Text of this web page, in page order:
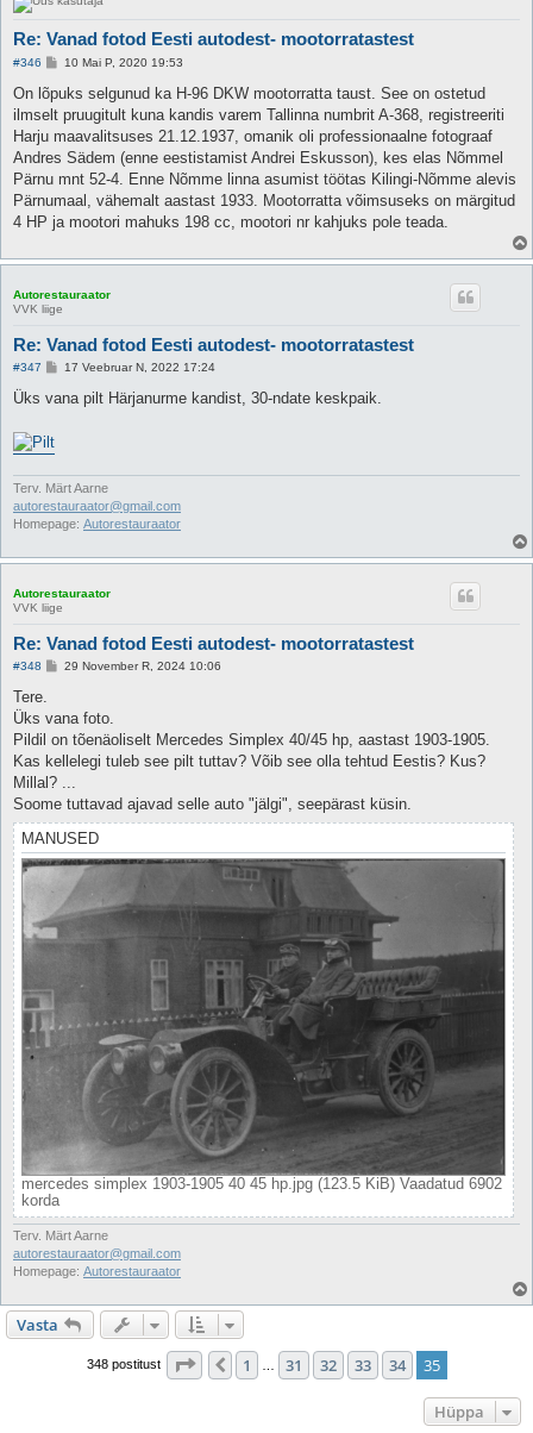
Re: Vanad fotod Eesti autodest- mootorratastest
#346
P
s
t
s
10 Mai P, 2020 19:53
On lõpuks selgunud ka H-96 DKW mootorratta taust. See on ostetud
ilmselt pruugitult kuna kandis varem Tallinna numbrit A-368, registreeriti
Harju maavalitsuses 21.12.1937, omanik oli professionaalne fotograaf
Andres Sädem (enne eestistamist Andrei Eskusson), kes elas Nõmmel
Pärnu mnt 52-4. Enne Nõmme linna asumist töötas Kilingi-Nõmme alevis
Pärnumaal, vähemalt aastast 1933. Mootorratta võimsuseks on märgitud
4 HP ja mootori mahuks 198 cc, mootori nr kahjuks pole teada.
l
Autorestauraator
VVK liige
Re: Vanad fotod Eesti autodest- mootorratastest
#347
P
s
17 Veebruar N, 2022 17:24
Üks vana pilt Härjanurme kandist, 30-ndate keskpaik.
Terv. Märt Aarne
autorestauraator@gmail.com
Homepage: Autorestauraator
l
Autorestauraator
VVK liige
Re: Vanad fotod Eesti autodest- mootorratastest
#348
P
i
t
s
29 November R, 2024 10:06
Tere.
Üks vana foto.
Pildil on tõenäoliselt Mercedes Simplex 40/45 hp, aastast 1903-1905.
Kas kellelegi tuleb see pilt tuttav? Võib see olla tehtud Eestis? Kus?
Millal? ...
Soome tuttavad ajavad selle auto "jälgi", seepärast küsin.
MANUSED
mercedes simplex 1903-1905 40 45 hp.jpg (123.5 KiB) Vaadatud 6902
korda
Terv. Märt Aarne
autorestauraator@gmail.com
Homepage: Autorestauraator
l
Vasta
348 postitust 35 . leht 35-st
Eelmine
1 31 32 33 34 35
Hüppa